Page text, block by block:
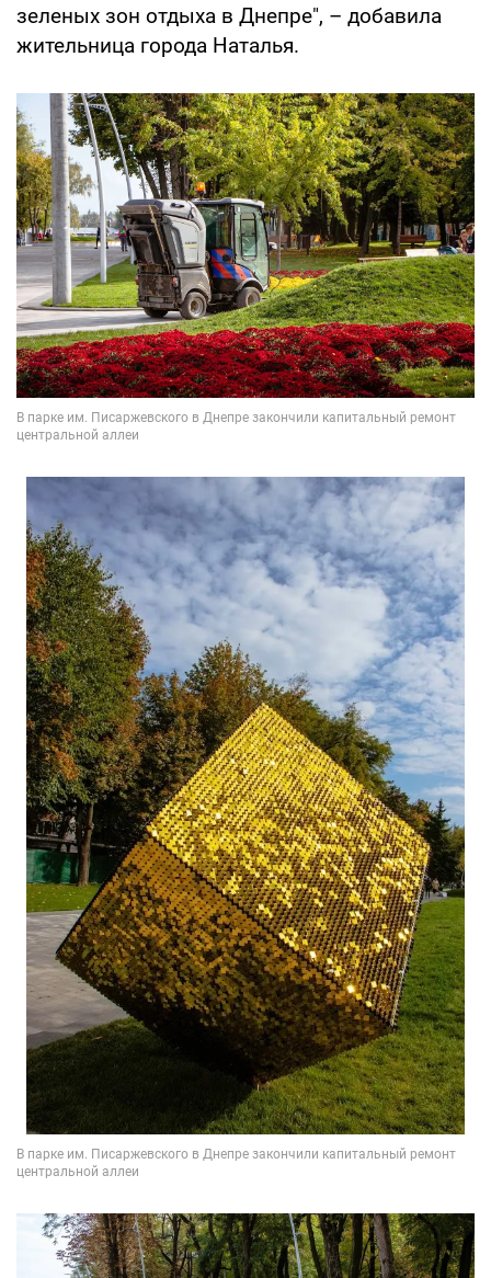
зеленых зон отдыха в Днепре", – добавила
жительница города Наталья.